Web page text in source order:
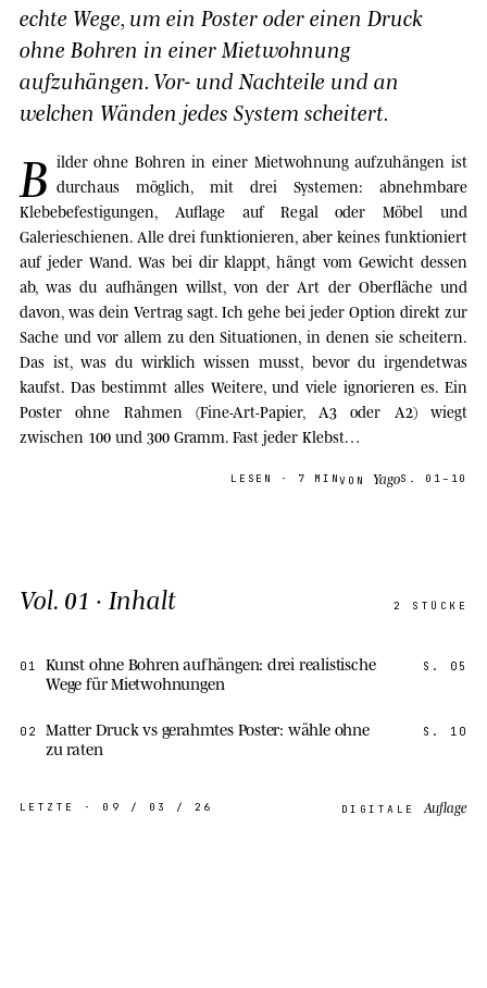
echte Wege, um ein Poster oder einen Druck
ohne Bohren in einer Mietwohnung
aufzuhängen. Vor- und Nachteile und an
welchen Wänden jedes System scheitert.
B ilder ohne Bohren in einer Mietwohnung aufzuhängen ist
durchaus möglich, mit drei Systemen: abnehmbare
Klebebefestigungen, Auflage auf Regal oder Möbel und
Galerieschienen. Alle drei funktionieren, aber keines funktioniert
auf jeder Wand. Was bei dir klappt, hängt vom Gewicht dessen
ab, was du aufhängen willst, von der Art der Oberfläche und
davon, was dein Vertrag sagt. Ich gehe bei jeder Option direkt zur
Sache und vor allem zu den Situationen, in denen sie scheitern.
Das ist, was du wirklich wissen musst, bevor du irgendetwas
kaufst. Das bestimmt alles Weitere, und viele ignorieren es. Ein
Poster ohne Rahmen (Fine-Art-Papier, A3 oder A2) wiegt
zwischen 100 und 300 Gramm. Fast jeder Klebst…
LESEN · 7 MINVONYagoS. 01–10
Vol. 01 · Inhalt 2 STÜCKE
01
Kunst ohne Bohren aufhängen: drei realistische
Wege für Mietwohnungen
S. 05
02
Matter Druck vs gerahmtes Poster: wähle ohne
zu raten
S. 10
LETZTE · 09 / 03 / 26 DIGITALEAuflage